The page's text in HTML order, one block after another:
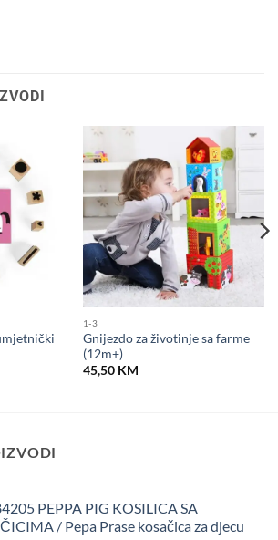
1-3
Gnijezdo za životinje sa farme
(12m+)
45,50 KM
PEPPA PIG KOSILICA SA
/ Pepa Prase kosačica za djecu